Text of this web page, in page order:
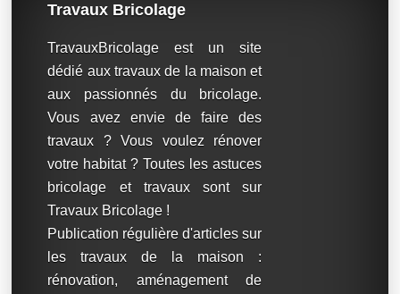
Travaux Bricolage
TravauxBricolage est un site
dédié aux travaux de la maison et
aux passionnés du bricolage.
Vous avez envie de faire des
travaux ? Vous voulez rénover
votre habitat ? Toutes les astuces
bricolage et travaux sont sur
Travaux Bricolage !
Publication régulière d'articles sur
les travaux de la maison :
rénovation, aménagement de